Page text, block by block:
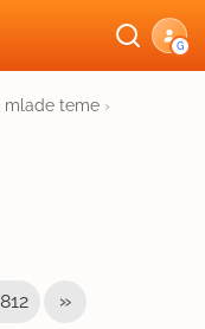
G
mlade teme ›
»